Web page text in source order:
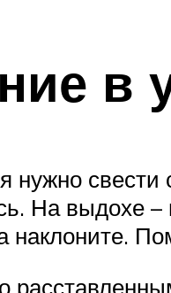
в
нужно
На выдохе
наклоните.